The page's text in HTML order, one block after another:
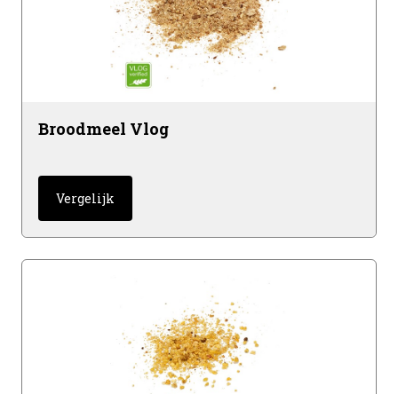
Broodmeel Vlog
Vergelijk